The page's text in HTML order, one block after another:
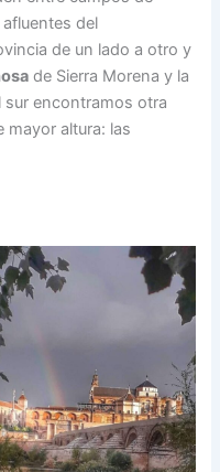
del
de un lado a otro y
de Sierra Morena y la
sur encontramos otra
mayor altura: las